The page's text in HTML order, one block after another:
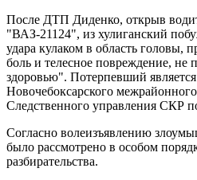
После ДТП Диденко, открыв
"ВАЗ-21124", из хулиганский
удара кулаком в область головы,
боль и телесное повреждение, не
здоровью". Потерпевший
Новочебоксарского
Следственного управления СКР
Согласно волеизъявлению
было рассмотрено в особом
разбирательства.